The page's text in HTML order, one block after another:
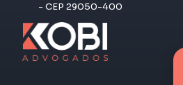
- CEP 29050-400